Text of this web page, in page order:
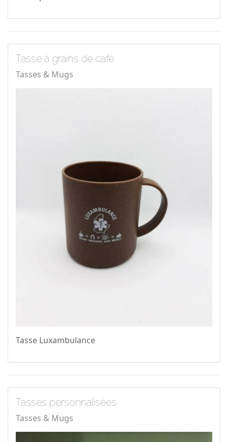
Tasse à grains de café
Tasses & Mugs
Tasse Luxambulance
Tasses personnalisées
Tasses & Mugs